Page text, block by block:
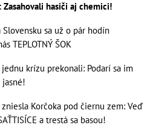
hasiči aj chemici!
sa už o pár hodín
TEPLOTNÝ ŠOK
krízu prekonali: Podarí sa im
jasné!
Korčoka pod čiernu zem: Veď
a trestá sa basou!